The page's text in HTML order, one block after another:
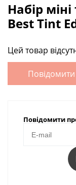
Набір
Best Tint
Цей товар
Повідомити